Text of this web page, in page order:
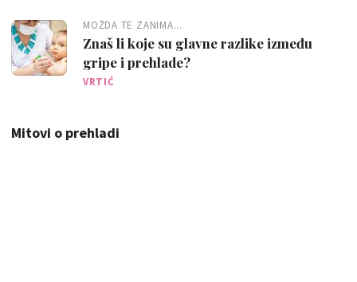
MOŽDA TE ZANIMA...
Znaš li koje su glavne razlike između
gripe i prehlade?
VRTIĆ
Mitovi o prehladi